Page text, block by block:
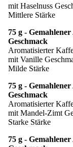
mit Haselnuss
Mittlere Stärke
75 g -
Geschmack
Aromatisierter
mit Vanille
Milde Stärke
75 g -
Geschmack
Aromatisierter
mit Mandel-Zimt
Starke Stärke
75 g -